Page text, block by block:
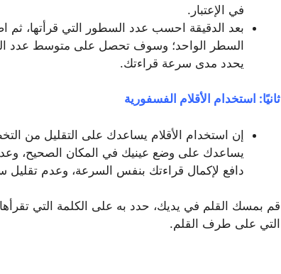
في الإعتبار.
بعد الدقيقة احسب عدد السطور التي قرأتها،
السطر الواحد؛ وسوف تحصل على متوسط عدد
يحدد مدى سرعة قراءتك.
ثانيًا: استخدام الأقلام الفسفورية
إن استخدام الأقلام يساعدك على التقليل من
يساعدك على وضع عينيك في المكان الصحيح، وعدم
دافع لإكمال قراءتك بنفس السرعة، وعدم تقليل
قم بمسك القلم في يديك، حدد به على الكلمة التي
التي على طرف القلم.